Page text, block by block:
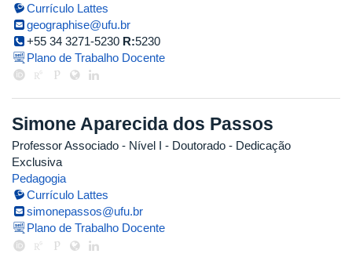
Currículo Lattes
geographise@ufu.br
+55 34 3271-5230 R:5230
Plano de Trabalho Docente
Simone Aparecida dos Passos
Professor Associado - Nível I - Doutorado - Dedicação
Exclusiva
Pedagogia
Currículo Lattes
simonepassos@ufu.br
Plano de Trabalho Docente